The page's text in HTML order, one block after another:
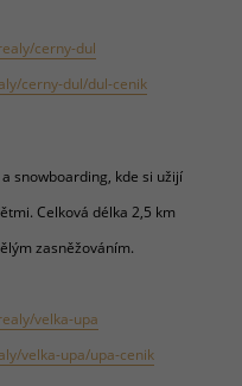
cerny-dul
cerny-dul/dul-cenik
snowboarding, kde si užijí
Celková délka 2,5 km
zasněžováním.
velka-upa
velka-upa/upa-cenik